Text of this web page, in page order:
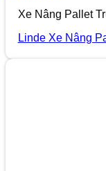
Xe Nâng Pallet
Linde Xe Nâng